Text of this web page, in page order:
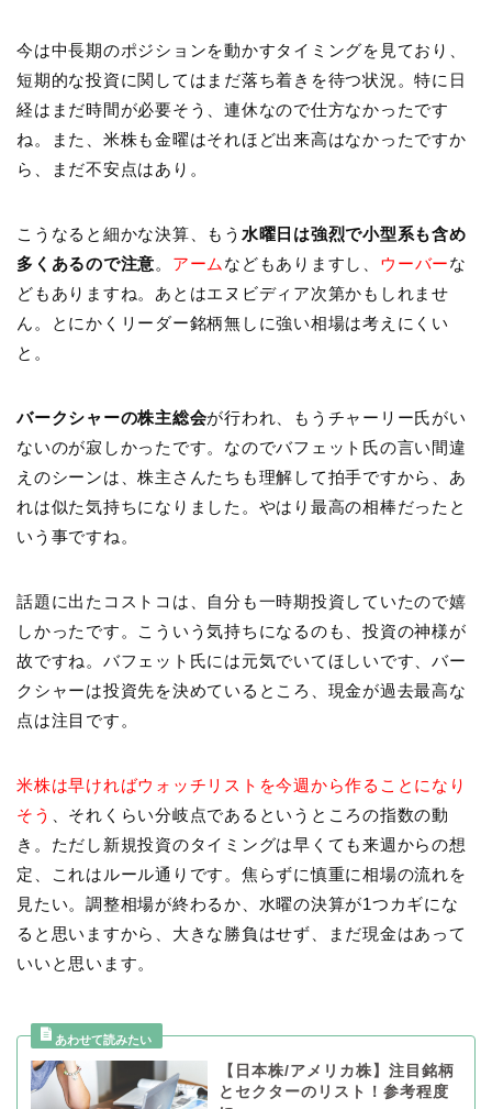
今は中長期のポジションを動かすタイミングを見ており、
短期的な投資に関してはまだ落ち着きを待つ状況。特に日
経はまだ時間が必要そう、連休なので仕方なかったです
ね。また、米株も金曜はそれほど出来高はなかったですか
ら、まだ不安点はあり。
こうなると細かな決算、もう 水曜日は強烈で小型系も含め
多くあるので注意。 アーム などもありますし、 ウーバーな
どもありますね。あとはエヌビディア次第かもしれませ
ん。とにかくリーダー銘柄無しに強い相場は考えにくい
と。
バークシャーの株主総会が行われ、もうチャーリー氏がい
ないのが寂しかったです。なのでバフェット氏の言い間違
えのシーンは、株主さんたちも理解して拍手ですから、あ
れは似た気持ちになりました。やはり最高の相棒だったと
いう事ですね。
話題に出たコストコは、自分も一時期投資していたので嬉
しかったです。こういう気持ちになるのも、投資の神様が
故ですね。バフェット氏には元気でいてほしいです、バー
クシャーは投資先を決めているところ、現金が過去最高な
点は注目です。
米株は早ければウォッチリストを今週から作ることになり
そう
、それくらい分岐点であるというところの指数の動
き。ただし新規投資のタイミングは早くても来週からの想
定、これはルール通りです。焦らずに慎重に相場の流れを
見たい。調整相場が終わるか、水曜の決算が1つカギにな
ると思いますから、大きな勝負はせず、まだ現金はあって
いいと思います。
【日本株/アメリカ株】注目銘柄
とセクターのリスト！参考程度